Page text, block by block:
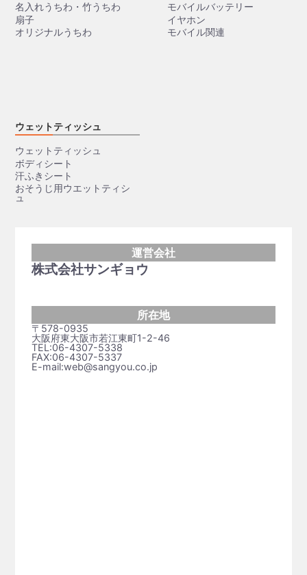
名入れうちわ・竹うちわ
扇子
オリジナルうちわ
ウェットティッシュ
ウェットティッシュ
ボディシート
汗ふきシート
おそうじ用ウエットティシ
ュ
モバイルバッテリー
イヤホン
モバイル関連
運営会社
株式会社サンギョウ
所在地
〒578-0935
大阪府東大阪市若江東町1-2-46
TEL:06-4307-5338
FAX:06-4307-5337
E-mail:web@sangyou.co.jp